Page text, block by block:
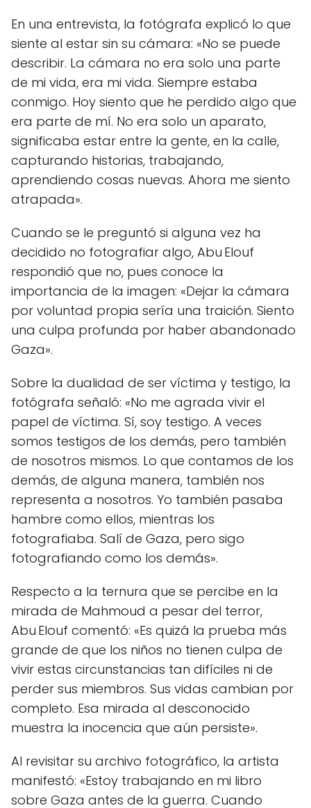
En una entrevista, la fotógrafa explicó lo que
siente al estar sin su cámara: «No se puede
describir. La cámara no era solo una parte
de mi vida, era mi vida. Siempre estaba
conmigo. Hoy siento que he perdido algo que
era parte de mí. No era solo un aparato,
significaba estar entre la gente, en la calle,
capturando historias, trabajando,
aprendiendo cosas nuevas. Ahora me siento
atrapada».
Cuando se le preguntó si alguna vez ha
decidido no fotografiar algo, Abu Elouf
respondió que no, pues conoce la
importancia de la imagen: «Dejar la cámara
por voluntad propia sería una traición. Siento
una culpa profunda por haber abandonado
Gaza».
Sobre la dualidad de ser víctima y testigo, la
fotógrafa señaló: «No me agrada vivir el
papel de víctima. Sí, soy testigo. A veces
somos testigos de los demás, pero también
de nosotros mismos. Lo que contamos de los
demás, de alguna manera, también nos
representa a nosotros. Yo también pasaba
hambre como ellos, mientras los
fotografiaba. Salí de Gaza, pero sigo
fotografiando como los demás».
Respecto a la ternura que se percibe en la
mirada de Mahmoud a pesar del terror,
Abu Elouf comentó: «Es quizá la prueba más
grande de que los niños no tienen culpa de
vivir estas circunstancias tan difíciles ni de
perder sus miembros. Sus vidas cambian por
completo. Esa mirada al desconocido
muestra la inocencia que aún persiste».
Al revisitar su archivo fotográfico, la artista
manifestó: «Estoy trabajando en mi libro
sobre Gaza antes de la guerra. Cuando